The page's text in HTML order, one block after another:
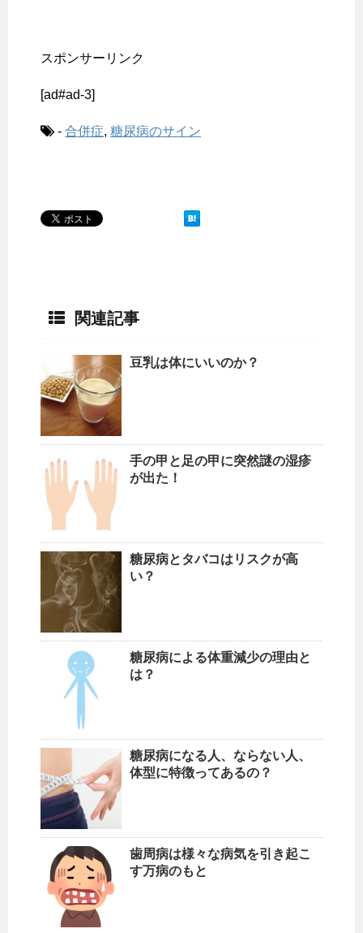
スポンサーリンク
[ad#ad-3]
- 合併症, 糖尿病のサイン
関連記事
豆乳は体にいいのか？
手の甲と足の甲に突然謎の湿疹
が出た！
糖尿病とタバコはリスクが高
い？
糖尿病による体重減少の理由と
は？
糖尿病になる人、ならない人、
体型に特徴ってあるの？
歯周病は様々な病気を引き起こ
す万病のもと